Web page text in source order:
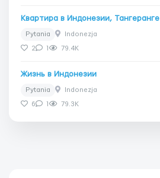
Квартира в Индонезии, Тангеранге
Pytania Indonezja
2 1 79.4K
Жизнь в Индонезии
Pytania Indonezja
6 1 79.3K